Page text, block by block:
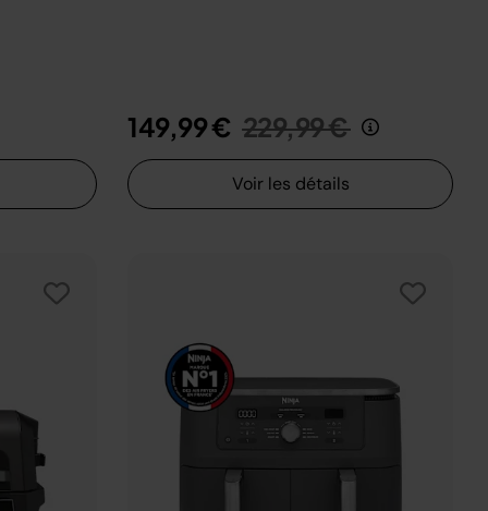
149,99 € Prix réduit de
229,99 €au
Voir les détails